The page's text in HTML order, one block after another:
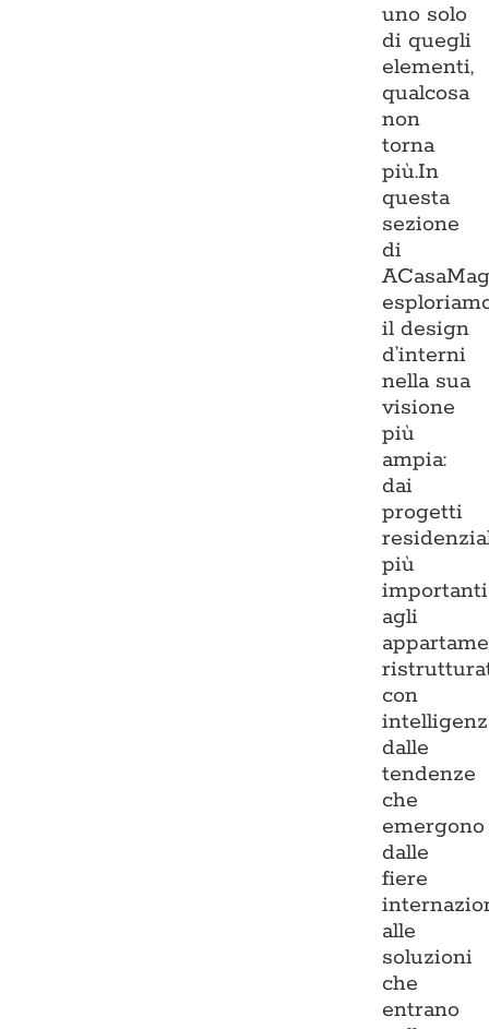
uno solo
di quegli
elementi,
qualcosa
non
torna
più.In
questa
sezione
di
il design
d’interni
nella sua
visione
più
ampia:
dai
progetti
più
importanti
agli
con
dalle
tendenze
che
emergono
dalle
fiere
alle
soluzioni
che
entrano